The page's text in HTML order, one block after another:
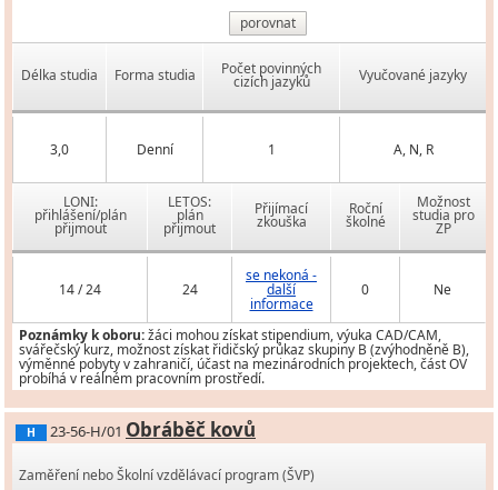
porovnat
Délka studia Forma studia Počet povinných
cizích jazyků Vyučované jazyky
3,0 Denní 1 A, N, R
LONI:
přihlášení/plán
přijmout
LETOS:
plán
přijmout
Přijímací
zkouška
Roční
školné
Možnost
studia pro
ZP
14 / 24 24
se nekoná -
další
informace
0 Ne
Poznámky k oboru:žáci mohou získat stipendium, výuka CAD/CAM,
svářečský kurz, možnost získat řidičský průkaz skupiny B (zvýhodněně B),
výměnné pobyty v zahraničí, účast na mezinárodních projektech, část OV
probíhá v reálném pracovním prostředí.
H 23-56-H/01 Obráběč kovů
Zaměření nebo Školní vzdělávací program (ŠVP)